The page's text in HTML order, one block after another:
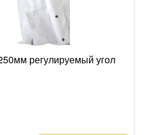
регулируемый угол